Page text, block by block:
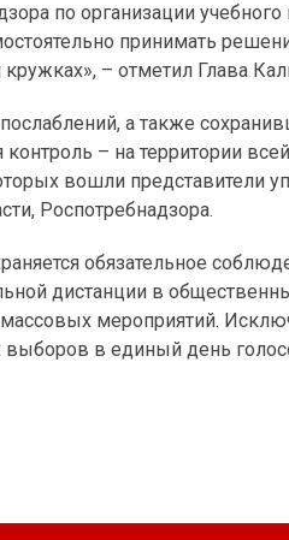
по организации
принимать
кружках», – отметил Глава
а также
контроль – на территории
вошли представители
Роспотребнадзора.
обязательное
дистанции в
мероприятий.
в единый день